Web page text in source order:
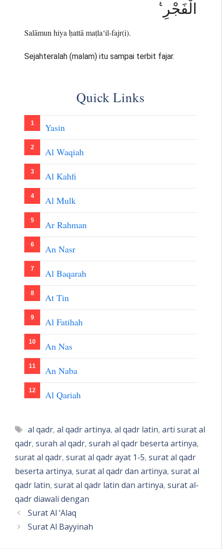
الْفَجْرِ ࣖ
Salāmun hiya ḥattā maṭla‘il-fajr(i).
Sejahteralah (malam) itu sampai terbit fajar.
Quick Links
Yasin
Al Waqiah
Al Kahfi
Al Mulk
Ar Rahman
An Nasr
Al Baqarah
At Tin
Al Fatihah
An Nas
An Naba
Al Qariah
Tags
al qadr, al qadr artinya, al qadr latin, arti surat al
qadr, surah al qadr, surah al qadr beserta artinya,
surat al qadr, surat al qadr ayat 1-5, surat al qadr
beserta artinya, surat al qadr dan artinya, surat al
qadr latin, surat al qadr latin dan artinya, surat al-
qadr diawali dengan
Surat Al ‘Alaq
Surat Al Bayyinah